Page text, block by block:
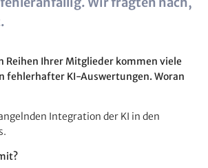
Reihen Ihrer Mitglieder kommen viele
fehlerhafter KI-Auswertungen. Woran
Integration der KI in den